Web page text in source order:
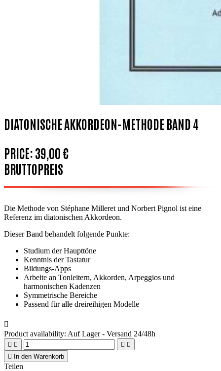
DIATONISCHE AKKORDEON-METHODE BAND 4
PRICE:39,00 €
BRUTTOPREIS
Die Methode von Stéphane Milleret und Norbert Pignol ist eine
Referenz im diatonischen Akkordeon.
Dieser Band behandelt folgende Punkte:
Studium der Haupttöne
Kenntnis der Tastatur
Bildungs-Apps
Arbeite an Tonleitern, Akkorden, Arpeggios und
harmonischen Kadenzen
Symmetrische Bereiche
Passend für alle dreireihigen Modelle

Product availability: Auf Lager - Versand 24/48h
   
 In den Warenkorb
Teilen